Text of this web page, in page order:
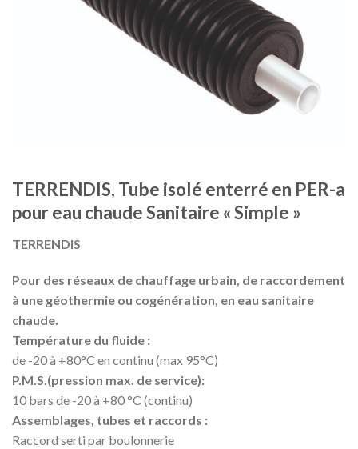
TERRENDIS, Tube isolé enterré en PER-a
pour eau chaude Sanitaire « Simple »
TERRENDIS
Pour des réseaux de chauffage urbain, de raccordement
à une géothermie ou cogénération, en eau sanitaire
chaude.
Température du fluide :
de -20 à +80°C en continu (max 95°C)
P.M.S.(pression max. de service):
10 bars de -20 à +80 °C (continu)
Assemblages, tubes et raccords :
Raccord serti par boulonnerie